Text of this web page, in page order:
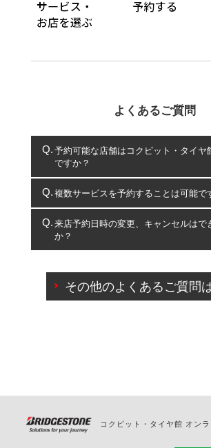
よくあるご質問
予約可能な店舗はコクピット・タイヤ
ですか？
コクピット・タイヤ館のみとなります
複数サービスを予約することは可能で
複数サービスのご予約は可能です。
一部の商品・サービスの組み合わせに限り
出来ないものもございます。
来店予約日時の変更、キャンセルはで
か？
ご来店予約日の3営業日前を過ぎている
の日時変更につきましては、直接ご予
その他のよくあるご質問
コクピット・タイヤ館 オン